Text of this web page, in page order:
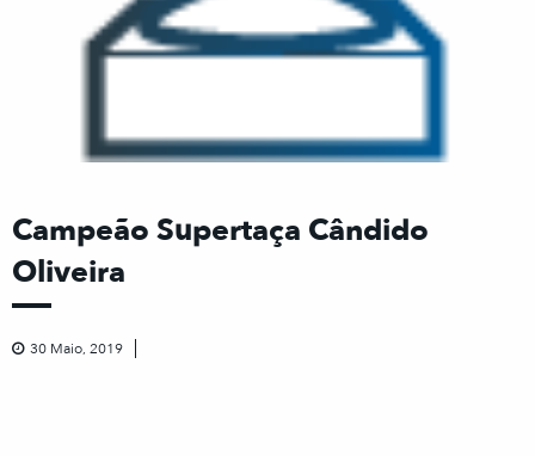
Campeão Supertaça Cândido
Oliveira
30 Maio, 2019